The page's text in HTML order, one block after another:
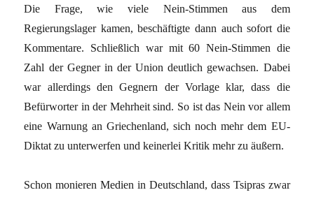
Die Frage, wie viele Nein-Stimmen aus dem
Regierungslager kamen, beschäftigte dann auch sofort die
Kommentare. Schließlich war mit 60 Nein-Stimmen die
Zahl der Gegner in der Union deutlich gewachsen. Dabei
war allerdings den Gegnern der Vorlage klar, dass die
Befürworter in der Mehrheit sind. So ist das Nein vor allem
eine Warnung an Griechenland, sich noch mehr dem EU-
Diktat zu unterwerfen und keinerlei Kritik mehr zu äußern.
Schon monieren Medien in Deutschland, dass Tsipras zwar